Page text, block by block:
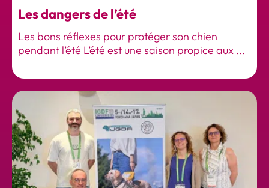
Les dangers de l’été
Les bons réflexes pour protéger son chien
pendant l’été L’été est une saison propice aux ...